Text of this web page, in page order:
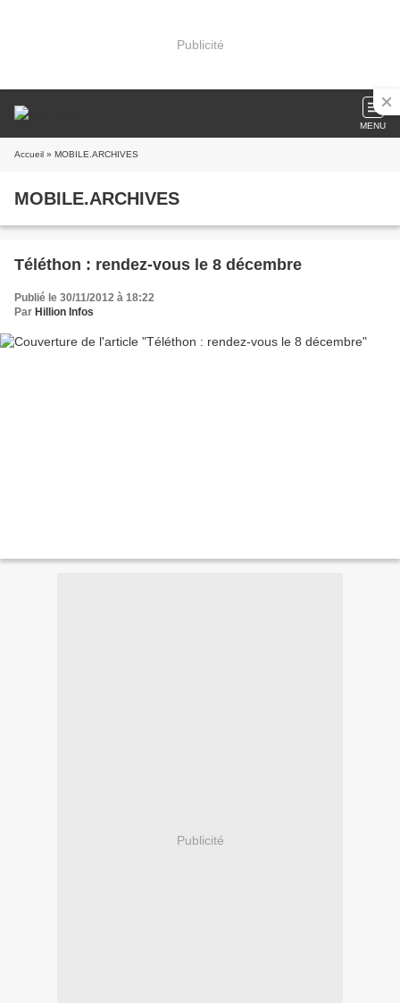
Publicité
MENU
Accueil » MOBILE.ARCHIVES
MOBILE.ARCHIVES
Téléthon : rendez-vous le 8 décembre
Publié le 30/11/2012 à 18:22
Par Hillion Infos
Publicité